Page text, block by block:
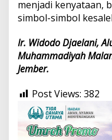
menjadi kenyataan,
simbol-simbol
Ir. Widodo Djaelani,
Muhammadiyah
Jember.
Post Views: 382